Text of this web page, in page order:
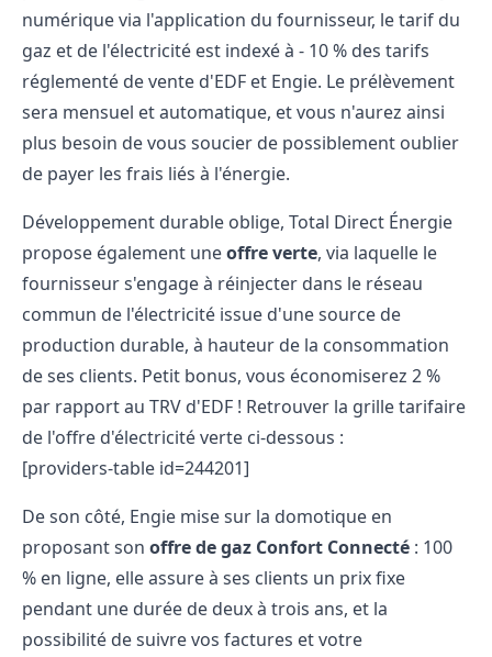
numérique via l'application du fournisseur, le tarif du
gaz et de l'électricité est indexé à - 10 % des tarifs
réglementé de vente d'EDF et Engie. Le prélèvement
sera mensuel et automatique, et vous n'aurez ainsi
plus besoin de vous soucier de possiblement oublier
de payer les frais liés à l'énergie.
Développement durable oblige, Total Direct Énergie
propose également uneoffre verte, via laquelle le
fournisseur s'engage à réinjecter dans le réseau
commun de l'électricité issue d'une source de
production durable, à hauteur de la consommation
de ses clients. Petit bonus, vous économiserez 2 %
par rapport au TRV d'EDF ! Retrouver la grille tarifaire
de l'offre d'électricité verte ci-dessous :
[providers-table id=244201]
De son côté, Engie mise sur la domotique en
proposant son offre de gaz Confort Connecté : 100
% en ligne, elle assure à ses clients un prix fixe
pendant une durée de deux à trois ans, et la
possibilité de suivre vos factures et votre